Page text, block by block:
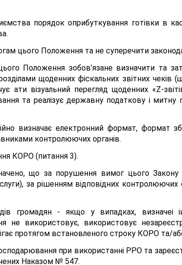
порядок оприбуткування готівки в
цього Положення та не суперечити
Положення зобов’язане визначити та
щоденних фіскальних звітних чеків
ати візуальний перегляд щоденних «Z-
та реалізує державну податкову і митну
визначає електронний формат, формат
контролюючих органів.
КОРО (питання 3).
що за порушення вимог цього Закону
за рішенням відповідних контролюючих
громадян - якщо у випадках, визначеі
не використовує, використовує
протягом встановленого строку КОРО та/
при використанні РРО та
Наказом № 547.